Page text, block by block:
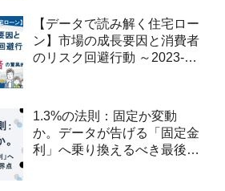
【データで読み解く住宅ロー
ン】市場の成長要因と消費者
のリスク回避行動 ～2023-
1.3%の法則：固定か変動
か。データが告げる「固定金
利」へ乗り換えるべき最後の